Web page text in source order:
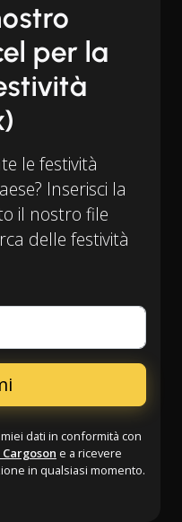
per la
le festività
Inserisci la
il nostro file
delle festività
dati in conformità con
e a ricevere
in qualsiasi momento.